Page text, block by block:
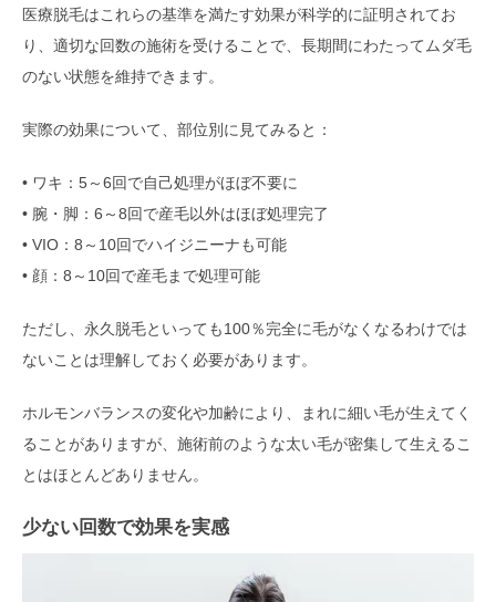
医療脱毛はこれらの基準を満たす効果が科学的に証明されてお
り、適切な回数の施術を受けることで、長期間にわたってムダ毛
のない状態を維持できます。
実際の効果について、部位別に見てみると：
• ワキ：5～6回で自己処理がほぼ不要に
• 腕・脚：6～8回で産毛以外はほぼ処理完了
• VIO：8～10回でハイジニーナも可能
• 顔：8～10回で産毛まで処理可能
ただし、永久脱毛といっても100％完全に毛がなくなるわけでは
ないことは理解しておく必要があります。
ホルモンバランスの変化や加齢により、まれに細い毛が生えてく
ることがありますが、施術前のような太い毛が密集して生えるこ
とはほとんどありません。
少ない回数で効果を実感